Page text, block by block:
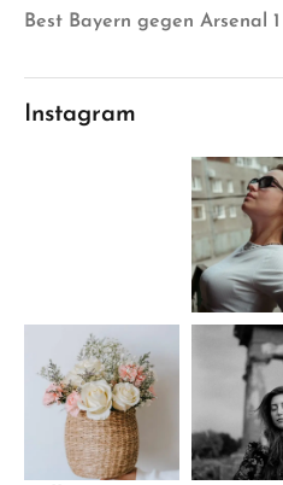
Best Bayern gegen Arsenal 1
Instagram